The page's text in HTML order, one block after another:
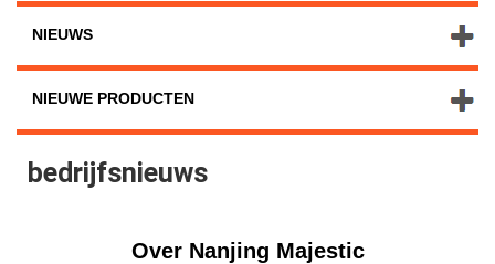
NIEUWS
NIEUWE PRODUCTEN
bedrijfsnieuws
Over Nanjing Majestic